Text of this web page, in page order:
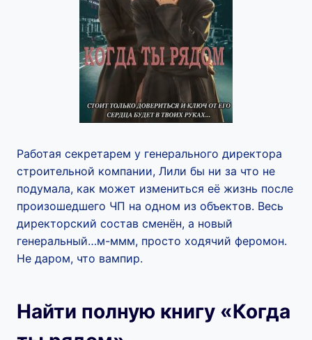
Работая секретарем у генерального директора
строительной компании, Лили бы ни за что не
подумала, как может измениться её жизнь после
произошедшего ЧП на одном из объектов. Весь
директорский состав сменён, а новый
генеральный…м-ммм, просто ходячий феромон.
Не даром, что вампир.
Найти полную книгу «Когда